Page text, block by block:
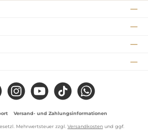
Instagram YouTube TikTok WhatsApp
Versand- und Zahlungsinformationen
Mehrwertsteuer zzgl. Versandkosten und ggf.